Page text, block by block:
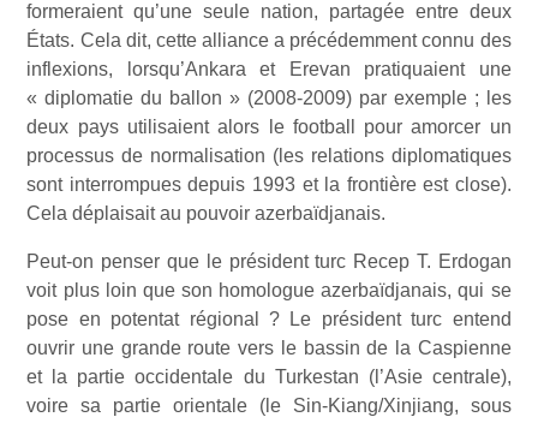
formeraient qu’une seule nation, partagée entre deux
États. Cela dit, cette alliance a précédemment connu des
inflexions, lorsqu’Ankara et Erevan pratiquaient une
« diplomatie du ballon » (2008-2009) par exemple ; les
deux pays utilisaient alors le football pour amorcer un
processus de normalisation (les relations diplomatiques
sont interrompues depuis 1993 et la frontière est close).
Cela déplaisait au pouvoir azerbaïdjanais.
Peut-on penser que le président turc Recep T. Erdogan
voit plus loin que son homologue azerbaïdjanais, qui se
pose en potentat régional ? Le président turc entend
ouvrir une grande route vers le bassin de la Caspienne
et la partie occidentale du Turkestan (l’Asie centrale),
voire sa partie orientale (le Sin-Kiang/Xinjiang, sous